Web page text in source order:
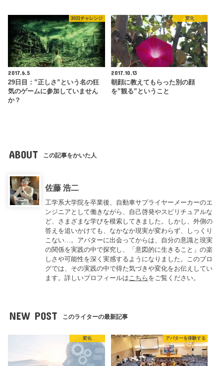
30日チャレンジ
2017.6.5
29日目：”正しさ”という名の狂
気のゲームに参加していません
か？
変化
2017.10.13
朝顔に教えてもらった別の顔
を”観る”ということ
ABOUT この記事をかいた人
佐藤 浩二
工学系大学院を卒業後、自動車サプライヤーメーカーのエ
ンジニアとして働きながら、自己啓発やスピリチュアルな
ど、さまざまな学びを模索してきました。しかし、外側の
答えを追いかけても、なかなか現実が変わらず、しっくり
こない…。アバターに出会ってからは、自分の意識と現実
の関係を実践の中で探究し、「意図的に生きること」の楽
しさや可能性を深く実感するようになりました。このブロ
グでは、その実践の中で得た気づきや変化をお伝えしてい
ます。詳しいプロフィールは こちら をご覧ください。
NEW POST このライターの最新記事
変化 アバターを体験する